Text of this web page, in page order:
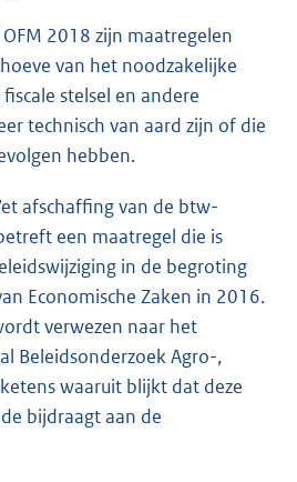
2018 zijn maatregelen
van het noodzakelijke
stelsel en andere
technisch van aard zijn of die
hebben.
afschaffing van de btw-
een maatregel die is
in de begroting
Economische Zaken in 2016.
verwezen naar het
Beleidsonderzoek Agro-,
waaruit blijkt dat deze
bijdraagt aan de